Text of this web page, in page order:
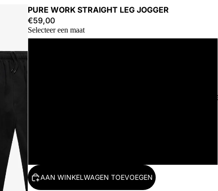
PURE WORK STRAIGHT LEG JOGGER
€59,00
Selecteer een maat
AAN WINKELWAGEN TOEVOEGEN